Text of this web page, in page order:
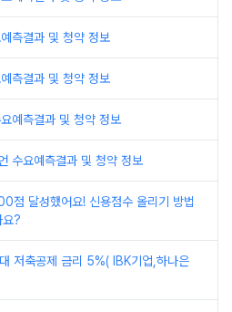
측결과 및 청약 정보
측결과 및 청약 정보
예측결과 및 청약 정보
수요예측결과 및 청약 정보
점 달성했어요! 신용점수 올리기 방법
요?
저축공제 금리 5%( IBK기업,하나은